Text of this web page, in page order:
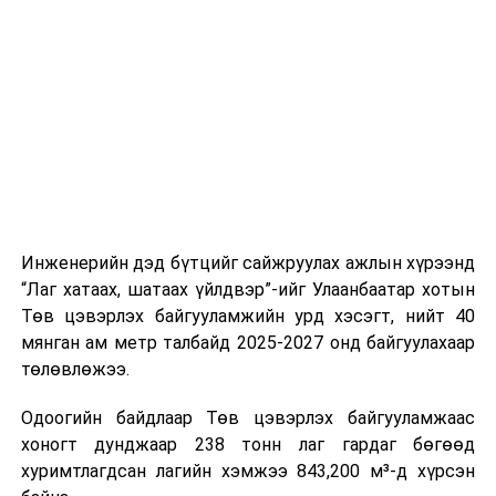
өдөр тутмын ажлын бэлэн байдлыг хангах зэрэг
практик ур чадварыг сургалтын хөтөлбөрт тусгажээ.
Сургалтыг танилцуулах лекц, асуулт-хариулт,
жишээнд суурилсан сургалт, багаар ажиллах дасгал,
танилцах, онцгой нөхцөлд ажиллах дадлага зэрэг
онол, практик хосолсон хэлбэрээр зохион байгуулж
байна.
Инженерийн дэд бүтцийг сайжруулах ажлын хүрээнд
“Лаг хатаах, шатаах үйлдвэр”-ийг Улаанбаатар хотын
Төв цэвэрлэх байгууламжийн урд хэсэгт, нийт 40
мянган ам метр талбайд 2025-2027 онд байгуулахаар
төлөвлөжээ.
Одоогийн байдлаар Төв цэвэрлэх байгууламжаас
хоногт дунджаар 238 тонн лаг гардаг бөгөөд
хуримтлагдсан лагийн хэмжээ 843,200 м³-д хүрсэн